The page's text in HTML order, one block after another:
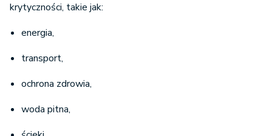
krytyczności, takie jak:
energia,
transport,
ochrona zdrowia,
woda pitna,